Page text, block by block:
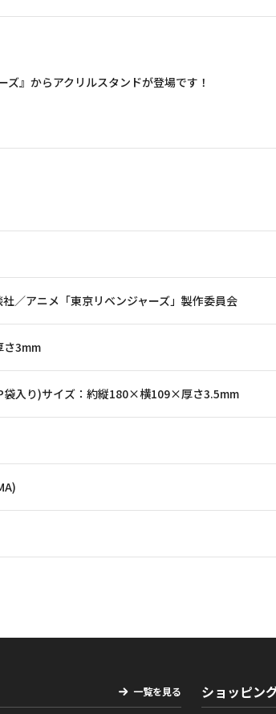
』からアクリルスタンドが登場です！
／アニメ「東京リベンジャーズ」製作委員会
3mm
袋入り)サイズ：約縦180×横109×厚さ3.5mm
一覧を見る ショッピン